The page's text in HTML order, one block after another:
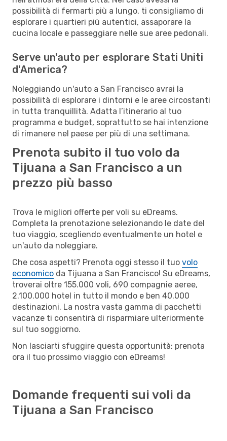
possibilità di fermarti più a lungo, ti consigliamo di
esplorare i quartieri più autentici, assaporare la
cucina locale e passeggiare nelle sue aree pedonali.
Serve un'auto per esplorare Stati Uniti
d'America?
Noleggiando un'auto a San Francisco avrai la
possibilità di esplorare i dintorni e le aree circostanti
in tutta tranquillità. Adatta l’itinerario al tuo
programma e budget, soprattutto se hai intenzione
di rimanere nel paese per più di una settimana.
Prenota subito il tuo volo da
Tijuana a San Francisco a un
prezzo più basso
Trova le migliori offerte per voli su eDreams.
Completa la prenotazione selezionando le date del
tuo viaggio, scegliendo eventualmente un hotel e
un'auto da noleggiare.
Che cosa aspetti? Prenota oggi stesso il tuo volo
economico da Tijuana a San Francisco! Su eDreams,
troverai oltre 155.000 voli, 690 compagnie aeree,
2.100.000 hotel in tutto il mondo e ben 40.000
destinazioni. La nostra vasta gamma di pacchetti
vacanze ti consentirà di risparmiare ulteriormente
sul tuo soggiorno.
Non lasciarti sfuggire questa opportunità: prenota
ora il tuo prossimo viaggio con eDreams!
Domande frequenti sui voli da
Tijuana a San Francisco